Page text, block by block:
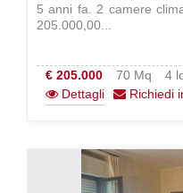
5 anni fa. 2 camere
205.000,00...
€ 205.000 70 Mq 4
Dettagli
Richiedi